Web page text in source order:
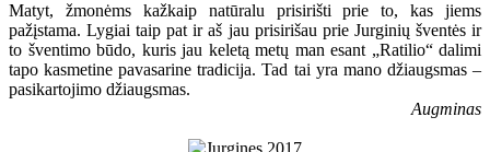
Matyt, žmonėms kažkaip natūralu prisirišti prie to, kas jiems
pažįstama. Lygiai taip pat ir aš jau prisirišau prie Jurginių šventės ir
to šventimo būdo, kuris jau keletą metų man esant „Ratilio“ dalimi
tapo kasmetine pavasarine tradicija. Tad tai yra mano džiaugsmas –
pasikartojimo džiaugsmas.
Augminas